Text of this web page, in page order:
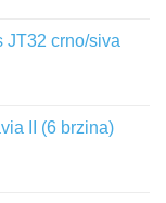
JT32 crno/siva
II (6 brzina)